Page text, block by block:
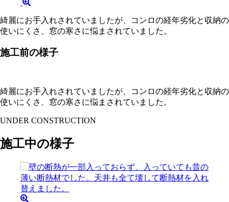
綺麗にお手入れされていましたが、コンロの経年劣化と収納の
使いにくさ、窓の寒さに悩まされていました。
施工前の様子
綺麗にお手入れされていましたが、コンロの経年劣化と収納の
使いにくさ、窓の寒さに悩まされていました。
UNDER CONSTRUCTION
施工中の様子